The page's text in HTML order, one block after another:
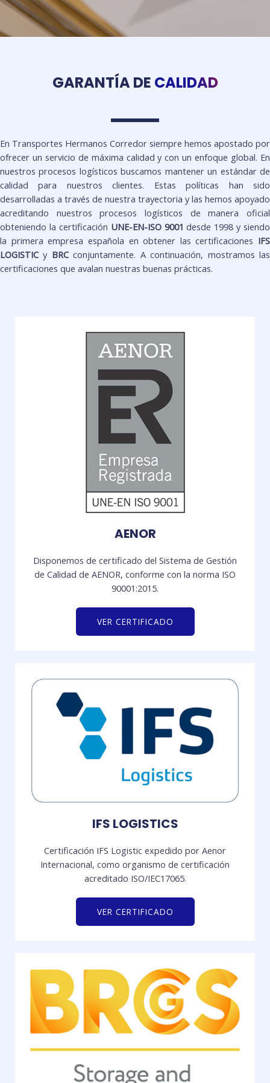
GARANTÍA DE CALIDAD
En Transportes Hermanos Corredor siempre hemos apostado por
ofrecer un servicio de máxima calidad y con un enfoque global. En
nuestros procesos logísticos buscamos mantener un estándar de
calidad para nuestros clientes. Estas políticas han sido
desarrolladas a través de nuestra trayectoria y las hemos apoyado
acreditando nuestros procesos logísticos de manera oficial
obteniendo la certificación UNE-EN-ISO 9001 desde 1998 y siendo
la primera empresa española en obtener las certificaciones IFS
LOGISTICy BRCconjuntamente. A continuación, mostramos las
certificaciones que avalan nuestras buenas prácticas.
AENOR
Disponemos de certificado del Sistema de Gestión
de Calidad de AENOR, conforme con la norma ISO
90001:2015.
VER CERTIFICADO
IFS LOGISTICS
Certificación IFS Logistic expedido por Aenor
Internacional, como organismo de certificación
acreditado ISO/IEC17065.
VER CERTIFICADO